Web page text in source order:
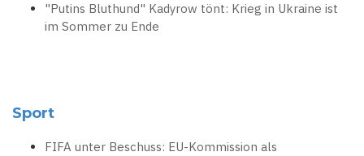
"Putins Bluthund" Kadyrow tönt: Krieg in Ukraine ist
im Sommer zu Ende
Sport
FIFA unter Beschuss: EU-Kommission als